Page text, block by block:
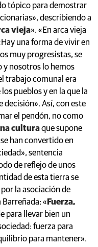
tópico para demostrar
describiendo a
vieja». «En arca vieja
una forma de vivir en
muy progresistas, se
y nosotros lo hemos
trabajo comunal era
pueblos y en la que la
decisión». Así, con este
el pendón, no como
culturaque supone
han convertido en
sentencia
de reflejo de unos
de esta tierra se
la asociación de
Barreñada: « Fuerza,
para llevar bien un
fuerza para
para mantener».